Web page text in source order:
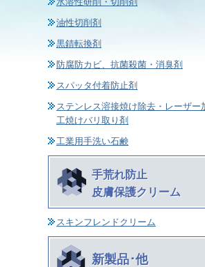
油性切削剤
黒錆転換剤
防腐防カビ、抗菌殺菌・消臭剤
スパッタ付着防止剤
ステンレス溶接焼け除去・レーザー
工焼けバリ取り剤
工業用手洗い石鹸
手荒れ防止
皮膚保護クリーム
スキンフレンドクリーム
新製品･他